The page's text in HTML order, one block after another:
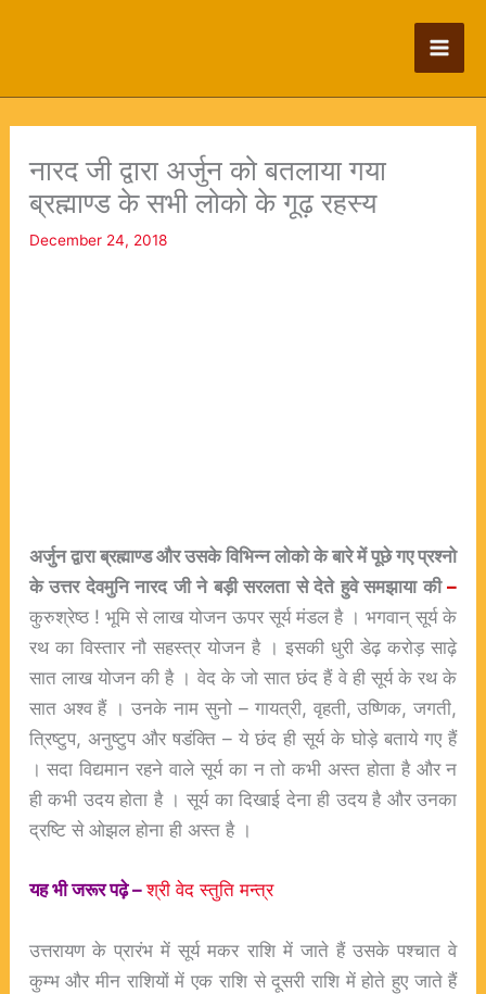
नारद जी द्वारा अर्जुन को बतलाया गया
ब्रह्माण्ड के सभी लोको के गूढ़ रहस्य
December 24, 2018
अर्जुन द्वारा ब्रह्माण्ड और उसके विभिन्न लोको के बारे में पूछे गए प्रश्नो
के उत्तर देवमुनि नारद जी ने बड़ी सरलता से देते हुवे समझाया की–
कुरुश्रेष्ठ ! भूमि से लाख योजन ऊपर सूर्य मंडल है । भगवान् सूर्य के
रथ का विस्तार नौ सहस्त्र योजन है । इसकी धुरी डेढ़ करोड़ साढ़े
सात लाख योजन की है । वेद के जो सात छंद हैं वे ही सूर्य के रथ के
सात अश्व हैं । उनके नाम सुनो – गायत्री, वृहती, उष्णिक, जगती,
त्रिष्टुप, अनुष्टुप और षडंक्ति – ये छंद ही सूर्य के घोड़े बताये गए हैं
। सदा विद्यमान रहने वाले सूर्य का न तो कभी अस्त होता है और न
ही कभी उदय होता है । सूर्य का दिखाई देना ही उदय है और उनका
द्रष्टि से ओझल होना ही अस्त है ।
यह भी जरूर पढ़े –श्री वेद स्तुति मन्त्र
उत्तरायण के प्रारंभ में सूर्य मकर राशि में जाते हैं उसके पश्चात वे
कुम्भ और मीन राशियों में एक राशि से दूसरी राशि में होते हुए जाते हैं